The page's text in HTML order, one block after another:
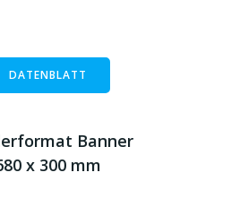
DATENBLATT
Banner
x 300 mm